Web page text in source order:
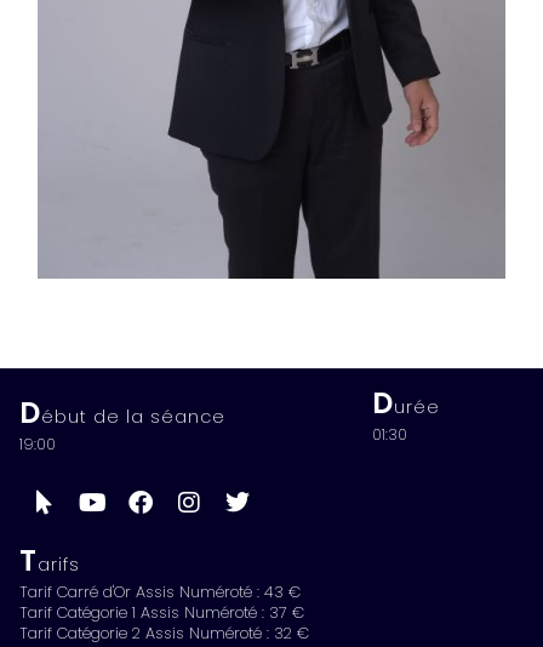
Début de la séance
19:00
Durée
01:30
Tarifs
Tarif Carré d'Or Assis Numéroté : 43 €
Tarif Catégorie 1 Assis Numéroté : 37 €
Tarif Catégorie 2 Assis Numéroté : 32 €